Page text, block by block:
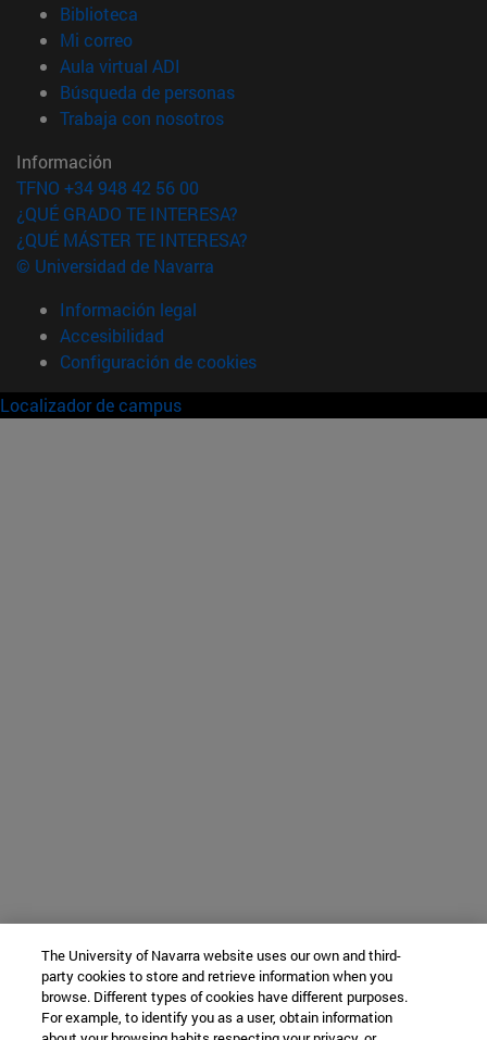
Biblioteca
Mi correo(abre en nueva ventana)
Aula virtual ADI
Búsqueda de personas(abre en nueva ventana)
Trabaja con nosotros(abre en nueva ventana)
Información
TFNO +34 948 42 56 00
¿QUÉ GRADO TE INTERESA?
¿QUÉ MÁSTER TE INTERESA?
© Universidad de Navarra
Información legal
Accesibilidad
Configuración de cookies
Localizador de campus
The University of Navarra website uses our own and third-
party cookies to store and retrieve information when you
browse. Different types of cookies have different purposes.
For example, to identify you as a user, obtain information